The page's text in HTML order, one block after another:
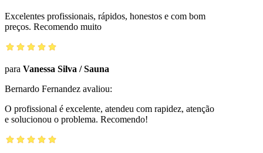
Excelentes profissionais, rápidos, honestos e com bom
preços. Recomendo muito
para Vanessa Silva /Sauna
Bernardo Fernandez avaliou:
O profissional é excelente, atendeu com rapidez, atenção
e solucionou o problema. Recomendo!